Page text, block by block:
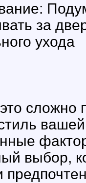
за
ухода
сложно
выбор,